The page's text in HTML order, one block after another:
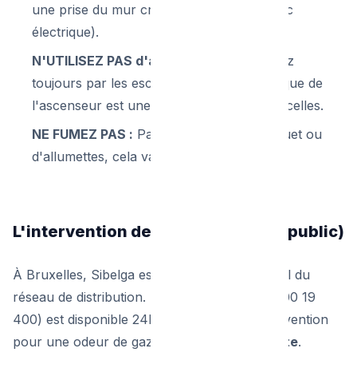
une prise du mur crée souvent un petit arc
électrique).
N'UTILISEZ PAS d'ascenseur :
Descendez
toujours par les escaliers. Le relais électrique de
l'ascenseur est une source majeure d'étincelles.
NE FUMEZ PAS : Pas de cigarette, de briquet ou
d'allumettes, cela va sans dire.
L'intervention de Sibelga (Réseau public)
À Bruxelles, Sibelga est le gestionnaire officiel du
réseau de distribution. Leur numéro vert (0800 19
400) est disponible 24h/24 et 7j/7. Leur intervention
pour une odeur de gaz est totalement
gratuite.